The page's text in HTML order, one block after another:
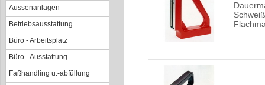
Aussenanlagen
Betriebsausstattung
Büro - Arbeitsplatz
Büro - Ausstattung
Faßhandling u.-abfüllung